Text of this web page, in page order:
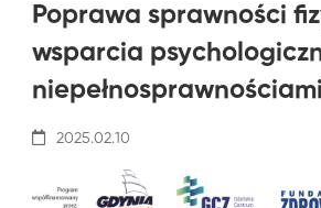
Poprawa sprawności
wsparcia
niepełnosprawnościami
2025.02.10